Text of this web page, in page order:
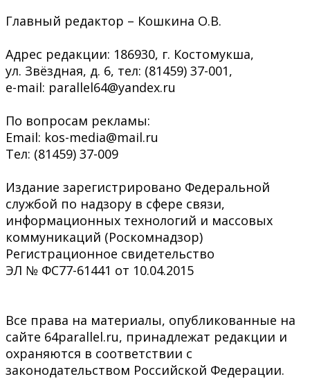
Главный редактор – Кошкина О.В.
Адрес редакции: 186930, г. Костомукша,
ул. Звёздная, д. 6, тел: (81459) 37-001,
e-mail: parallel64@yandex.ru
По вопросам рекламы:
Email: kos-media@mail.ru
Тел: (81459) 37-009
Издание зарегистрировано Федеральной
службой по надзору в сфере связи,
информационных технологий и массовых
коммуникаций (Роскомнадзор)
Регистрационное свидетельство
ЭЛ № ФС77-61441 от 10.04.2015
Все права на материалы, опубликованные на
сайте 64parallel.ru, принадлежат редакции и
охраняются в соответствии с
законодательством Российской Федерации.